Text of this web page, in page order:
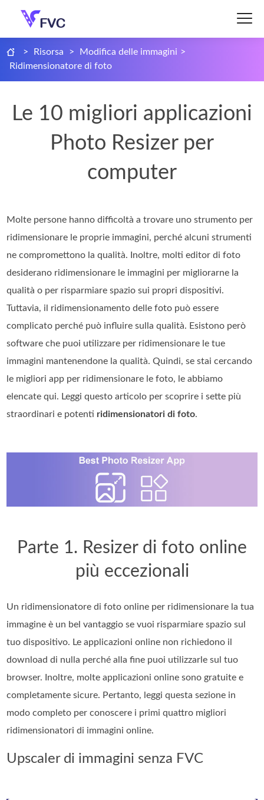
> Risorsa > Modifica delle immagini >
Ridimensionatore di foto
Le 10 migliori applicazioni
Photo Resizer per
computer
Molte persone hanno difficoltà a trovare uno strumento per
ridimensionare le proprie immagini, perché alcuni strumenti
ne compromettono la qualità. Inoltre, molti editor di foto
desiderano ridimensionare le immagini per migliorarne la
qualità o per risparmiare spazio sui propri dispositivi.
Tuttavia, il ridimensionamento delle foto può essere
complicato perché può influire sulla qualità. Esistono però
software che puoi utilizzare per ridimensionare le tue
immagini mantenendone la qualità. Quindi, se stai cercando
le migliori app per ridimensionare le foto, le abbiamo
elencate qui. Leggi questo articolo per scoprire i sette più
straordinari e potenti ridimensionatori di foto.
Parte 1. Resizer di foto online
più eccezionali
Un ridimensionatore di foto online per ridimensionare la tua
immagine è un bel vantaggio se vuoi risparmiare spazio sul
tuo dispositivo. Le applicazioni online non richiedono il
download di nulla perché alla fine puoi utilizzarle sul tuo
browser. Inoltre, molte applicazioni online sono gratuite e
completamente sicure. Pertanto, leggi questa sezione in
modo completo per conoscere i primi quattro migliori
ridimensionatori di immagini online.
Upscaler di immagini senza FVC